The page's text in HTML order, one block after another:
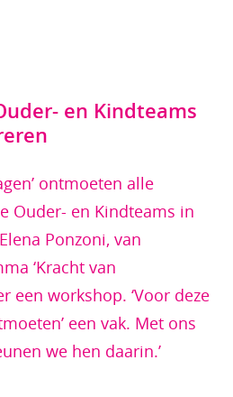
en Kindteams
ontmoeten alle
Ouder- en Kindteams in
Ponzoni, van
‘Kracht van
een workshop. ‘Voor deze
een vak. Met ons
we hen daarin.’